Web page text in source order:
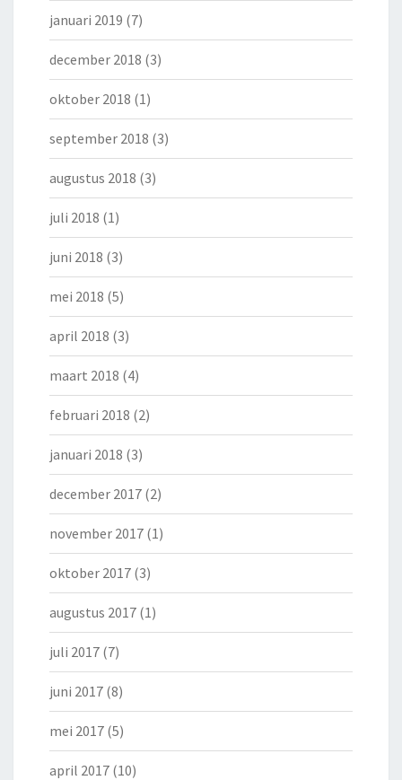
januari 2019 (7)
december 2018 (3)
oktober 2018 (1)
september 2018 (3)
augustus 2018 (3)
juli 2018 (1)
juni 2018 (3)
mei 2018 (5)
april 2018 (3)
maart 2018 (4)
februari 2018 (2)
januari 2018 (3)
december 2017 (2)
november 2017 (1)
oktober 2017 (3)
augustus 2017 (1)
juli 2017 (7)
juni 2017 (8)
mei 2017 (5)
april 2017 (10)